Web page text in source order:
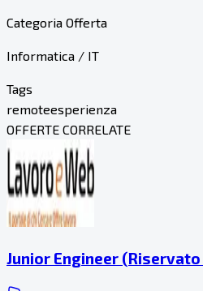
Categoria Offerta
Informatica / IT
Tags
remoteesperienza
OFFERTE CORRELATE
Junior Engineer